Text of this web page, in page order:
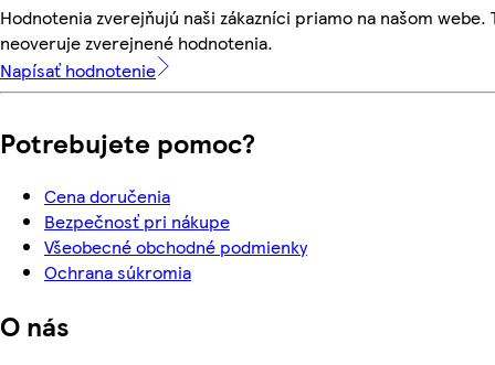
Hodnotenia zverejňujú naši zákazníci priamo na našom webe.
neoveruje zverejnené hodnotenia.
Napísať hodnotenie
Potrebujete pomoc?
Cena doručenia
Bezpečnosť pri nákupe
Všeobecné obchodné podmienky
Ochrana súkromia
O nás